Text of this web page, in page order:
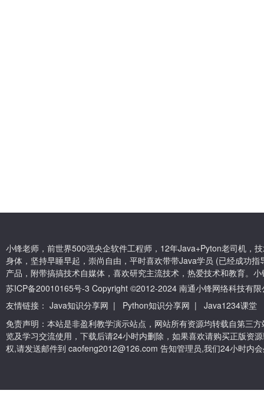
小锋老师，前世界500强央企软件工程师，12年Java+Pyton老司机，
身体，坚持早睡早起，崇尚自由，平时喜欢带带Java学员 (已经成功
产品，附带搞搞技术自媒体，喜欢研究主流技术，热爱技术和教育。
苏ICP备20010165号-3 Copyright ©2012-2024 南通小锋网络科技有限
友情链接： Java知识分享网 | Python知识分享网 |
Java1234课堂
免责声明：本站是非盈利教学演示站点，网站所有资源均转载自第三
览及学习交流使用，下载后请24小时内删除，如果喜欢请购买正版资
权,请发送邮件到 caofeng2012@126.com 告知管理员,我们24小时内